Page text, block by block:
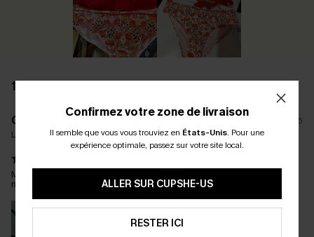
108 AVIS
G****l
23/06/2025
La taille achetée:L / L
Ma fille est super contente ce maillot lui va très bien il est super
merci
Confirmez votre zone de livraison
Il semble que vous vous trouviez en États-Unis. Pour une
expérience optimale, passez sur votre site local.
ALLER SUR CUPSHE-US
RESTER ICI